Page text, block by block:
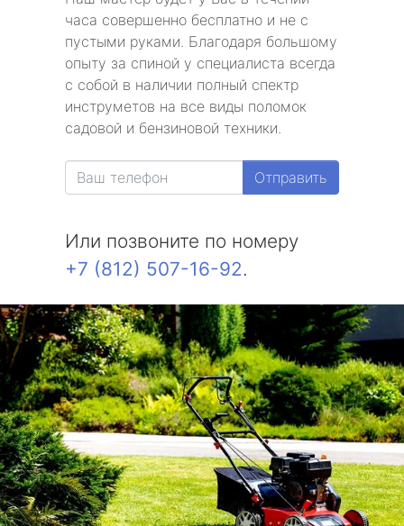
часа совершенно бесплатно и не с
пустыми руками. Благодаря большому
опыту за спиной у специалиста всегда
с собой в наличии полный спектр
инструметов на все виды поломок
садовой и бензиновой техники.
Отправить
Или позвоните по номеру
+7 (812) 507-16-92.